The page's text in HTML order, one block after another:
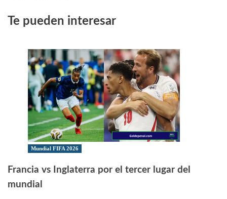
Te pueden interesar
Mundial FIFA 2026
Francia vs Inglaterra por el tercer lugar del
mundial